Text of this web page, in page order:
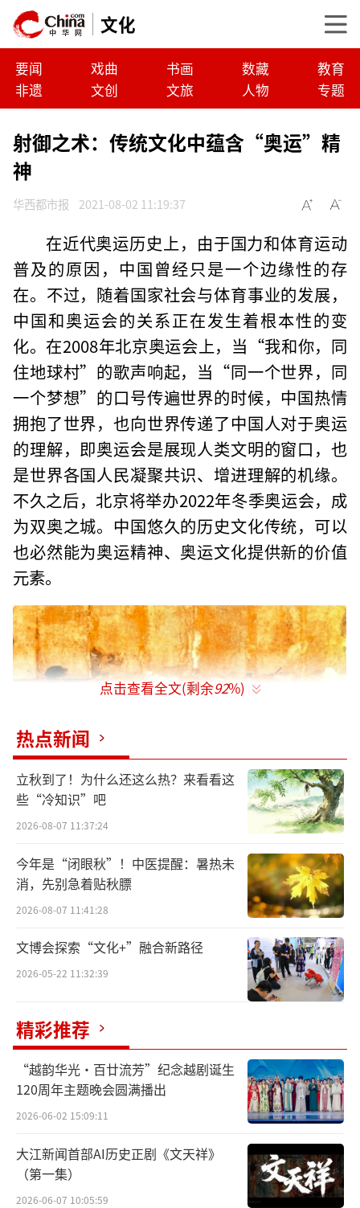
文化
要闻 戏曲 书画 数藏
教育
非遗
文创 文旅 人物 专题
射御之术：传统文化中蕴含“奥运”精
神
华西都市报 2021-08-02 11:19:37
在近代奥运历史上，由于国力和体育运动
普及的原因，中国曾经只是一个边缘性的存
在。不过，随着国家社会与体育事业的发展，
中国和奥运会的关系正在发生着根本性的变
化。在2008年北京奥运会上，当“我和你，同
住地球村”的歌声响起，当“同一个世界，同
一个梦想”的口号传遍世界的时候，中国热情
拥抱了世界，也向世界传递了中国人对于奥运
的理解，即奥运会是展现人类文明的窗口，也
是世界各国人民凝聚共识、增进理解的机缘。
不久之后，北京将举办2022年冬季奥运会，成
为双奥之城。中国悠久的历史文化传统，可以
也必然能为奥运精神、奥运文化提供新的价值
元素。
河南洛阳朱村东汉墓壁画《御车图》(局部)。
点击查看全文(剩余92%)
热点新闻
立秋到了！为什么还这么热？来看看这
些“冷知识”吧
2026-08-07 11:37:24
今年是“闭眼秋”！中医提醒：暑热未
消，先别急着贴秋膘
2026-08-07 11:41:28
文博会探索“文化+”融合新路径
2026-05-22 11:32:39
精彩推荐
“越韵华光·百廿流芳”纪念越剧诞生
120周年主题晚会圆满播出
2026-06-02 15:09:11
大江新闻首部AI历史正剧《文天祥》
（第一集）
2026-06-07 10:05:59